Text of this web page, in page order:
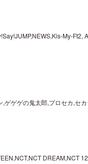
My-
ゲゲゲの鬼太郎,プロセカ,セ
DREAM,NCT